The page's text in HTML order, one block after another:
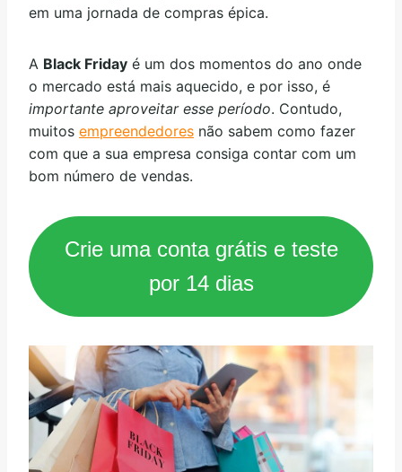
em uma jornada de compras épica.
A Black Friday é um dos momentos do ano onde
o mercado está mais aquecido, e por isso, é
importante aproveitar esse período. Contudo,
muitos empreendedores não sabem como fazer
com que a sua empresa consiga contar com um
bom número de vendas.
Crie uma conta grátis e teste
por 14 dias